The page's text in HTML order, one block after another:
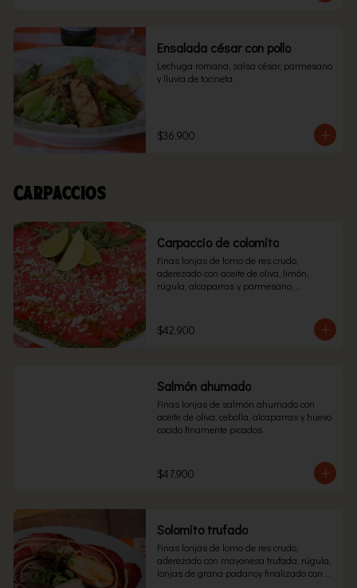
Ensalada césar con pollo
Lechuga romana, salsa césar, parmesano
y lluvia de tocineta.
$36.900
Carpaccios
Carpaccio de colomito
Finas lonjas de lomo de res crudo,
aderezado con aceite de oliva, limón,
rúgula, alcaparras y parmesano,
$42.900
Salmón ahumado
Finas lonjas de salmón ahumado con
aceite de oliva, cebolla, alcaparras y huevo
cocido finamente picados
$47.900
Solomito trufado
Finas lonjas de lomo de res crudo,
aderezado con mayonesa trufada, rúgula,
lonjas de grana padanoy finalizado con